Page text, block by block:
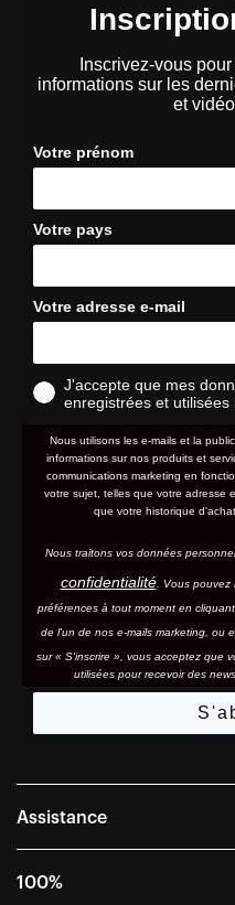
Inscrivez-vous
informations sur les
et
Votre prénom
Votre pays
Votre adresse e-mail
J'accepte que mes
enregistrées et
Nous utilisons les e-mails et la
informations sur nos produits et
communications marketing en
votre sujet, telles que votre adresse
que votre historique
Nous traitons vos données
confidentialité. Vous pouvez
préférences à tout moment en
de l'un de nos e-mails marketing, ou
sur « S'inscrire », vous acceptez que
utilisées pour recevoir des
Assistance
Foire aux questions
100%